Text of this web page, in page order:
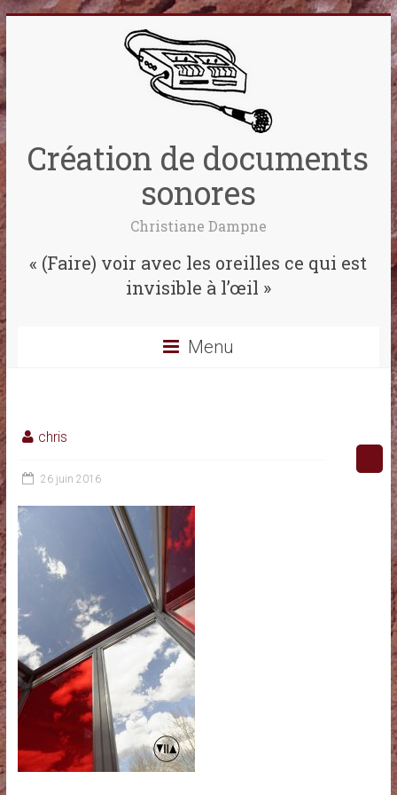
Création de documents
sonores
Christiane Dampne
« (Faire) voir avec les oreilles ce qui est
invisible à l’œil »
Menu
chris
26 juin 2016